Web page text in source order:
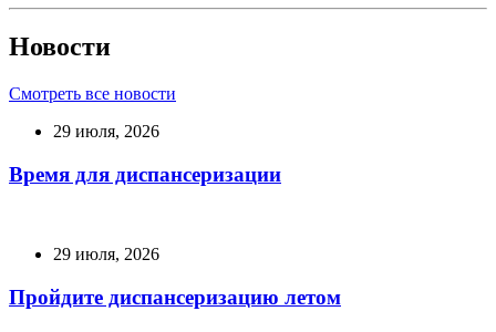
Новости
Смотреть все новости
29 июля, 2026
Время для диспансеризации
29 июля, 2026
Пройдите диспансеризацию летом